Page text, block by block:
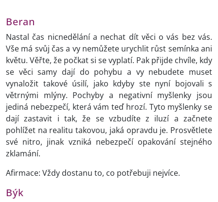
Beran
Nastal čas nicnedělání a nechat dít věci o vás bez vás.
Vše má svůj čas a vy nemůžete urychlit růst semínka ani
květu. Věřte, že počkat si se vyplatí. Pak přijde chvíle, kdy
se věci samy dají do pohybu a vy nebudete muset
vynaložit takové úsilí, jako kdyby ste nyní bojovali s
větrnými mlýny. Pochyby a negativní myšlenky jsou
jediná nebezpečí, která vám teď hrozí. Tyto myšlenky se
dají zastavit i tak, že se vzbudíte z iluzí a začnete
pohlížet na realitu takovou, jaká opravdu je. Prosvětlete
své nitro, jinak vzniká nebezpečí opakování stejného
zklamání.
Afirmace: Vždy dostanu to, co potřebuji nejvíce.
Býk